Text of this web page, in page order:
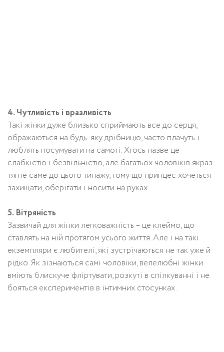
4. Чутливість і вразливість
Такі жінки дуже близько сприймають все до серця,
ображаються на будь-яку дрібницю, часто плачуть і
люблять посумувати на самоті. Хтось назве це
слабкістю і безвільністю, але багатьох чоловіків якраз
тягне саме до цього типажу, тому що принцес хочеться
захищати, оберігати і носити на руках.
5. Вітряність
Зазвичай для жінки легковажність – це клеймо, що
ставлять на ній протягом усього життя. Але і на такі
екземпляри є любителі, які зустрічаються не так уже й
рідко. Як зізнаються самі чоловіки, велелюбні жінки
вміють блискуче фліртувати, розкуті в спілкуванні і не
бояться експериментів в інтимних стосунках.